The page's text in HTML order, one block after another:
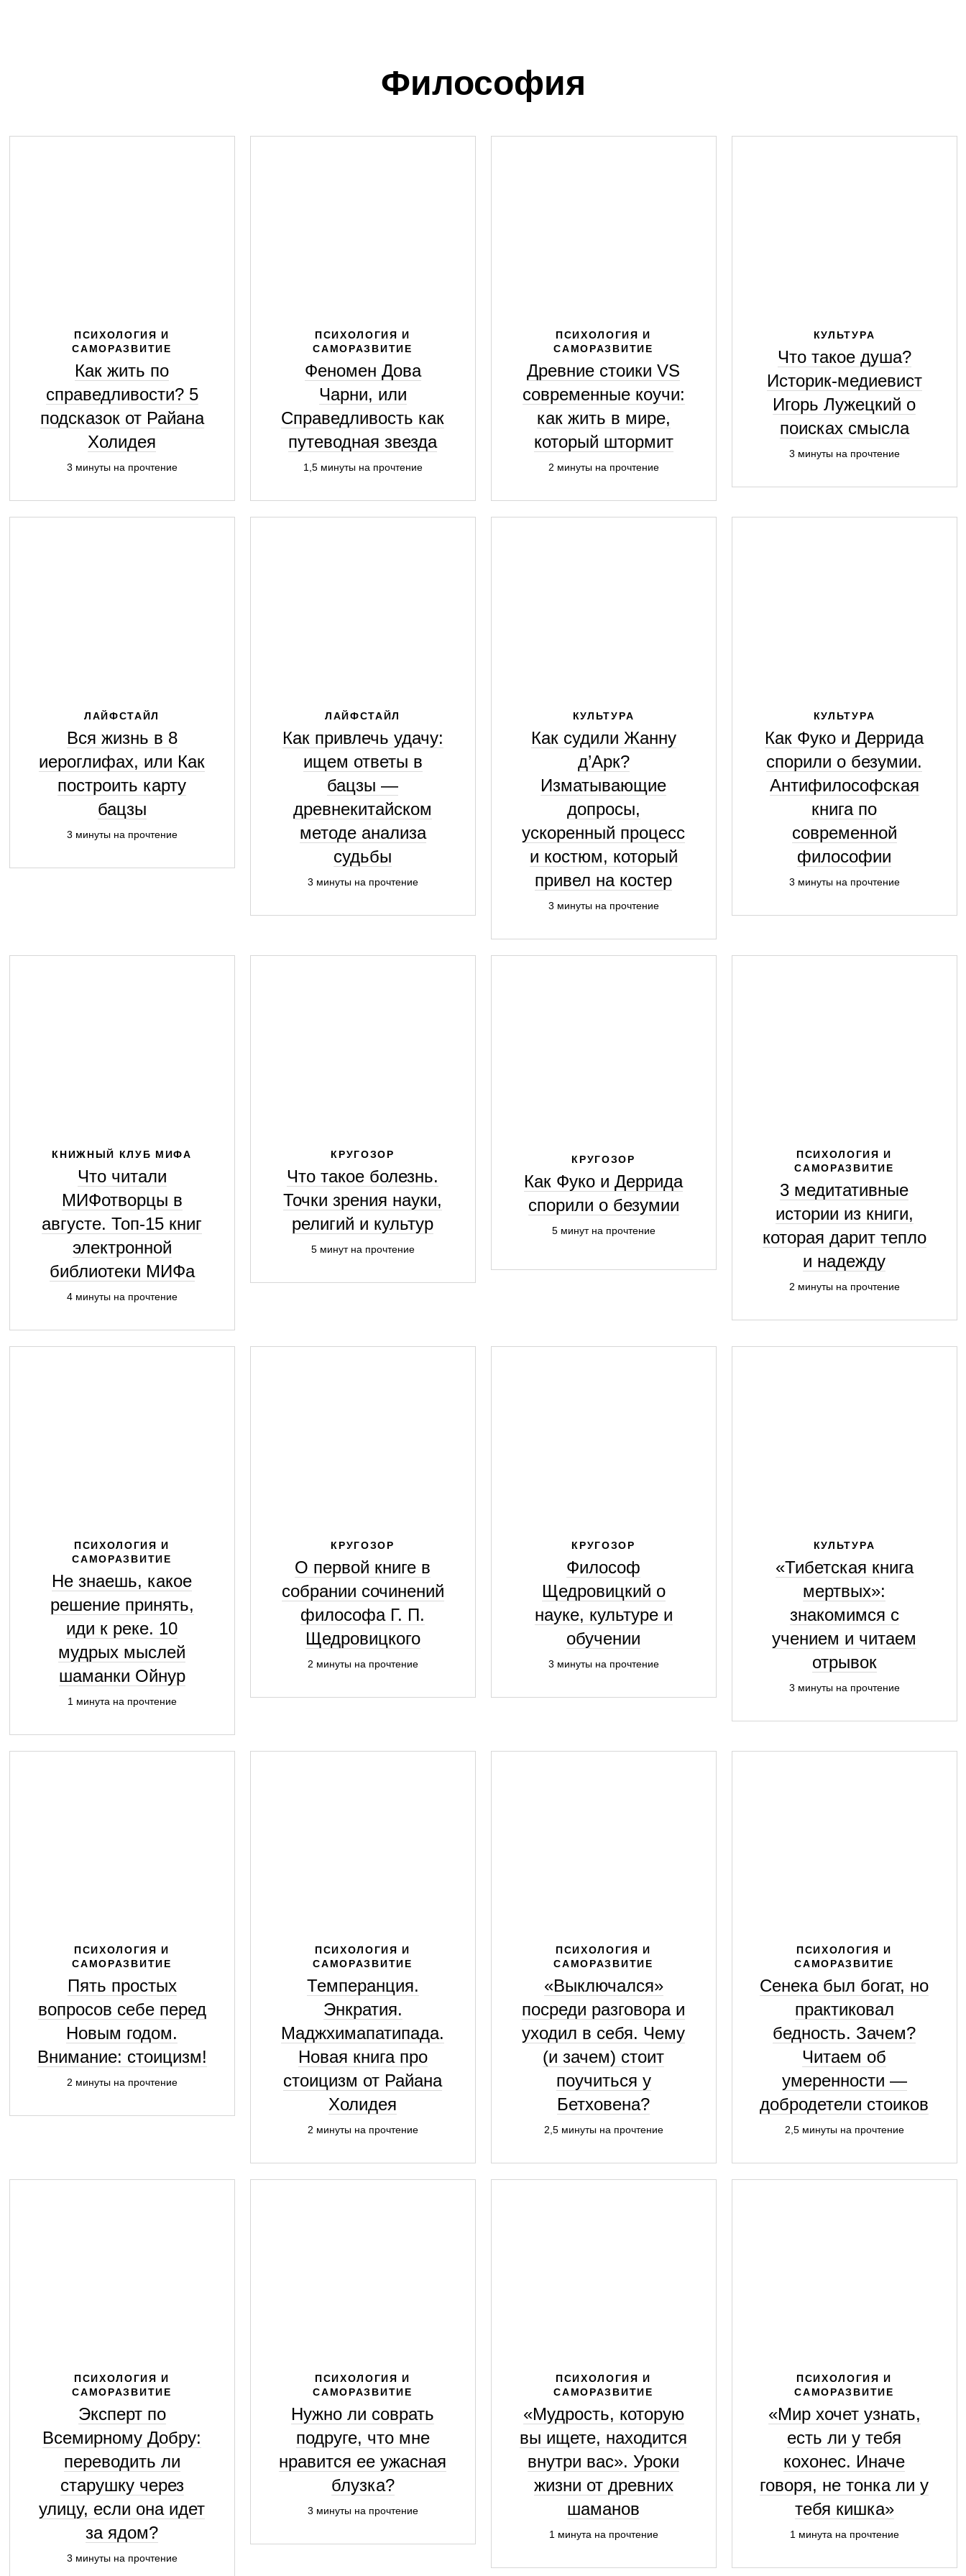
Философия
ПСИХОЛОГИЯ И
САМОРАЗВИТИЕ
Как жить по
справедливости? 5
подсказок от Райана
Холидея
3 минуты на прочтение
ПСИХОЛОГИЯ И
САМОРАЗВИТИЕ
Феномен Дова
Чарни, или
Справедливость как
путеводная звезда
1,5 минуты на прочтение
ПСИХОЛОГИЯ И
САМОРАЗВИТИЕ
Древние стоики VS
современные коучи:
как жить в мире,
который штормит
2 минуты на прочтение
КУЛЬТУРА
Что такое душа?
Историк-медиевист
Игорь Лужецкий о
поисках смысла
3 минуты на прочтение
ЛАЙФСТАЙЛ
Вся жизнь в 8
иероглифах, или Как
построить карту
бацзы
3 минуты на прочтение
ЛАЙФСТАЙЛ
Как привлечь удачу:
ищем ответы в
бацзы —
древнекитайском
методе анализа
судьбы
3 минуты на прочтение
КУЛЬТУРА
Как судили Жанну
д’Арк?
Изматывающие
допросы,
ускоренный процесс
и костюм, который
привел на костер
3 минуты на прочтение
КУЛЬТУРА
Как Фуко и Деррида
спорили о безумии.
Антифилософская
книга по
современной
философии
3 минуты на прочтение
КНИЖНЫЙ КЛУБ МИФА
Что читали
МИФотворцы в
августе. Топ-15 книг
электронной
библиотеки МИФа
4 минуты на прочтение
КРУГОЗОР
Что такое болезнь.
Точки зрения науки,
религий и культур
5 минут на прочтение
КРУГОЗОР
Как Фуко и Деррида
спорили о безумии
5 минут на прочтение
ПСИХОЛОГИЯ И
САМОРАЗВИТИЕ
3 медитативные
истории из книги,
которая дарит тепло
и надежду
2 минуты на прочтение
ПСИХОЛОГИЯ И
САМОРАЗВИТИЕ
Не знаешь, какое
решение принять,
иди к реке. 10
мудрых мыслей
шаманки Ойнур
1 минута на прочтение
КРУГОЗОР
О первой книге в
собрании сочинений
философа Г. П.
Щедровицкого
2 минуты на прочтение
КРУГОЗОР
Философ
Щедровицкий о
науке, культуре и
обучении
3 минуты на прочтение
КУЛЬТУРА
«Тибетская книга
мертвых»:
знакомимся с
учением и читаем
отрывок
3 минуты на прочтение
ПСИХОЛОГИЯ И
САМОРАЗВИТИЕ
Пять простых
вопросов себе перед
Новым годом.
Внимание: стоицизм!
2 минуты на прочтение
ПСИХОЛОГИЯ И
САМОРАЗВИТИЕ
Темперанция.
Энкратия.
Маджхимапатипада.
Новая книга про
стоицизм от Райана
Холидея
2 минуты на прочтение
ПСИХОЛОГИЯ И
САМОРАЗВИТИЕ
«Выключался»
посреди разговора и
уходил в себя. Чему
(и зачем) стоит
поучиться у
Бетховена?
2,5 минуты на прочтение
ПСИХОЛОГИЯ И
САМОРАЗВИТИЕ
Сенека был богат, но
практиковал
бедность. Зачем?
Читаем об
умеренности —
добродетели стоиков
2,5 минуты на прочтение
ПСИХОЛОГИЯ И
САМОРАЗВИТИЕ
Эксперт по
Всемирному Добру:
переводить ли
старушку через
улицу, если она идет
за ядом?
3 минуты на прочтение
ПСИХОЛОГИЯ И
САМОРАЗВИТИЕ
Нужно ли соврать
подруге, что мне
нравится ее ужасная
блузка?
3 минуты на прочтение
ПСИХОЛОГИЯ И
САМОРАЗВИТИЕ
«Мудрость, которую
вы ищете, находится
внутри вас». Уроки
жизни от древних
шаманов
1 минута на прочтение
ПСИХОЛОГИЯ И
САМОРАЗВИТИЕ
«Мир хочет узнать,
есть ли у тебя
кохонес. Иначе
говоря, не тонка ли у
тебя кишка»
1 минута на прочтение